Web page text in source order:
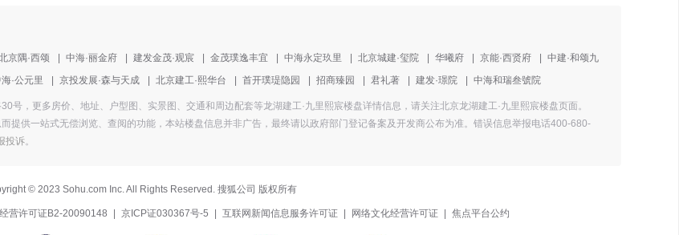
京隅·西颂 中海·丽金府 建发金茂·观宸 金茂璞逸丰宜 中海永定玖里 北京城建·玺院 华曦府 京能·西贤府
中建·和颂九
·公元里 京投发展·森与天成 北京建工·熙华台 首开璞瑅隐园 招商臻园 君礼著 建发·璟院 中海和瑞叁號院
，更多房价、地址、户型图、实景图、交通和周边配套等龙湖建工·九里熙宸楼盘详情信息，请关注北京龙湖建工·九里熙宸楼盘页面。
提供一站式无偿浏览、查阅的功能，本站楼盘信息并非广告，最终请以政府部门登记备案及开发商公布为准。错误信息举报电话400-680-
投诉。
©2023 Sohu.com Inc. All Rights Reserved. 搜狐公司 版权所有
营许可证B2-20090148 京ICP证030367号-5 互联网新闻信息服务许可证 网络文化经营许可证 焦点平台公约